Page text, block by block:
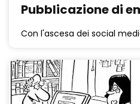
Pubblicazione di
Con l'ascesa dei social